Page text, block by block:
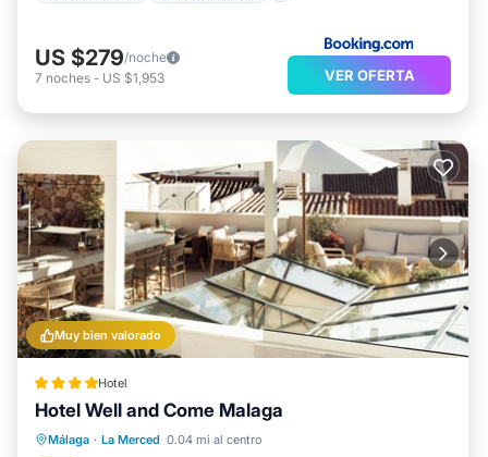
US $279/noche
7 noches - US $1,953 VER OFERTA
Muy bien valorado
Hotel
Hotel Well and Come Malaga
Málaga · La Merced 0.04 mi al centro